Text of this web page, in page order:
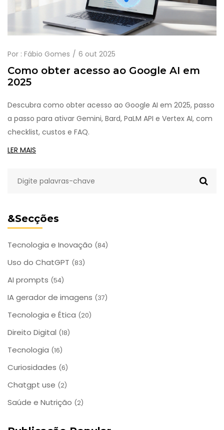
&Secções
Tecnologia e Inovação (84)
Uso do ChatGPT (83)
AI prompts (54)
IA gerador de imagens (37)
Tecnologia e Ética (20)
Direito Digital (18)
Tecnologia (16)
Curiosidades (6)
Chatgpt use (2)
Saúde e Nutrição (2)
Por : Fábio Gomes 6 out 2025
Como obter acesso ao Google AI em
2025
Descubra como obter acesso ao Google AI em 2025, passo
a passo para ativar Gemini, Bard, PaLM API e Vertex AI, com
checklist, custos e FAQ.
LER MAIS